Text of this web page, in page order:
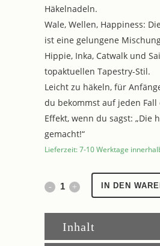
Häkelnadeln.
Wale, Wellen, Happiness:
ist eine gelungene
Hippie, Inka, Catwalk und
topaktuellen Tapestry-Stil.
Leicht zu häkeln, für
du bekommst auf jeden Fall
Effekt, wenn du sagst: „Die
gemacht!“
Lieferzeit: 7-10 Werktage
Häkeltasche
IN DEN
Inhalt